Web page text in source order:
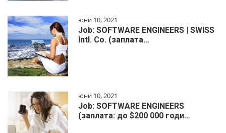
юни 10, 2021
Job: SOFTWARE ENGINEERS | SWISS
Intl. Co. (заплата…
юни 10, 2021
Job: SOFTWARE ENGINEERS
(заплата: до $200 000 годи…